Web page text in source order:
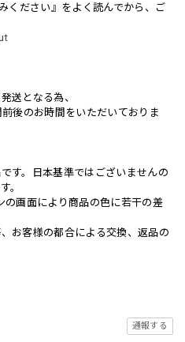
ください』をよく読んでから、ご
送となる為、
後のお時間をいただいておりま
す。日本基準ではございませんの
。
の画面により商品の色に若干の差
お客様の都合による交換、返品の
通報する